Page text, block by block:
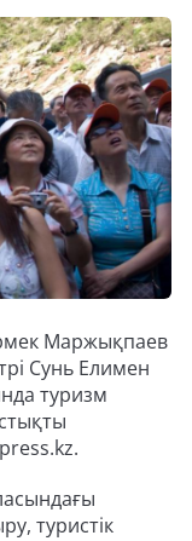
Маржықпаев
Сунь Елимен
туризм
туристік